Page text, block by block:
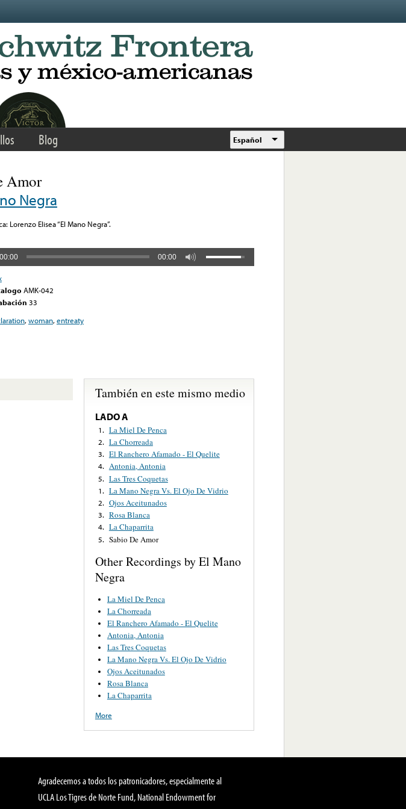
Blog Español
Amor
Negra
Lorenzo Elisea “El Mano Negra”.
00:00 00:00
AMK-042
33
,woman,entreaty
También en este mismo medio
LADO A
1. La Miel De Penca
2. La Chorreada
3. El Ranchero Afamado - El Quelite
4. Antonia, Antonia
5. Las Tres Coquetas
1. La Mano Negra Vs. El Ojo De Vidrio
2. Ojos Aceitunados
3. Rosa Blanca
4. La Chaparrita
5. Sabio De Amor
Other Recordings by El Mano
Negra
La Miel De Penca
La Chorreada
El Ranchero Afamado - El Quelite
Antonia, Antonia
Las Tres Coquetas
La Mano Negra Vs. El Ojo De Vidrio
Ojos Aceitunados
Rosa Blanca
La Chaparrita
More
Agradecemos a todos los patronicadores, especialmente al
UCLA Los Tigres de Norte Fund, National Endowment for